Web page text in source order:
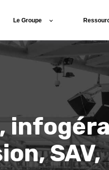
Le Groupe
SAV,